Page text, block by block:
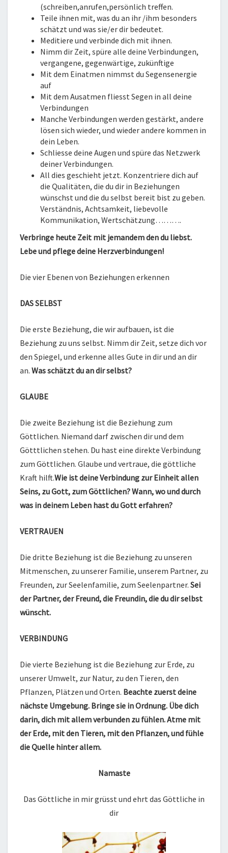
(schreiben,anrufen,persönlich treffen.
Teile ihnen mit, was du an ihr /ihm besonders
schätzt und was sie/er dir bedeutet.
Meditiere und verbinde dich mit ihnen.
Nimm dir Zeit, spüre alle deine Verbindungen,
vergangene, gegenwärtige, zukünftige
Mit dem Einatmen nimmst du Segensenergie
auf
Mit dem Ausatmen fliesst Segen in all deine
Verbindungen
Manche Verbindungen werden gestärkt, andere
lösen sich wieder, und wieder andere kommen in
dein Leben.
Schliesse deine Augen und spüre das Netzwerk
deiner Verbindungen.
All dies geschieht jetzt. Konzentriere dich auf
die Qualitäten, die du dir in Beziehungen
wünschst und die du selbst bereit bist zu geben.
Verständnis, Achtsamkeit, liebevolle
Kommunikation, Wertschätzung……….
Verbringe heute Zeit mit jemandem den du liebst.
Lebe und pflege deine Herzverbindungen!
Die vier Ebenen von Beziehungen erkennen
DAS SELBST
Die erste Beziehung, die wir aufbauen, ist die
Beziehung zu uns selbst. Nimm dir Zeit, setze dich vor
den Spiegel, und erkenne alles Gute in dir und an dir
an. Was schätzt du an dir selbst?
GLAUBE
Die zweite Beziehung ist die Beziehung zum
Göttlichen. Niemand darf zwischen dir und dem
Götttlichen stehen. Du hast eine direkte Verbindung
zum Göttlichen. Glaube und vertraue, die göttliche
Kraft hilft.Wie ist deine Verbindung zur Einheit allen
Seins, zu Gott, zum Göttlichen? Wann, wo und durch
was in deinem Leben hast du Gott erfahren?
VERTRAUEN
Die dritte Beziehung ist die Beziehung zu unseren
Mitmenschen, zu unserer Familie, unserem Partner, zu
Freunden, zur Seelenfamilie, zum Seelenpartner. Sei
der Partner, der Freund, die Freundin, die du dir selbst
wünscht.
VERBINDUNG
Die vierte Beziehung ist die Beziehung zur Erde, zu
unserer Umwelt, zur Natur, zu den Tieren, den
Pflanzen, Plätzen und Orten. Beachte zuerst deine
nächste Umgebung. Bringe sie in Ordnung. Übe dich
darin, dich mit allem verbunden zu fühlen. Atme mit
der Erde, mit den Tieren, mit den Pflanzen, und fühle
die Quelle hinter allem.
Namaste
Das Göttliche in mir grüsst und ehrt das Göttliche in
dir